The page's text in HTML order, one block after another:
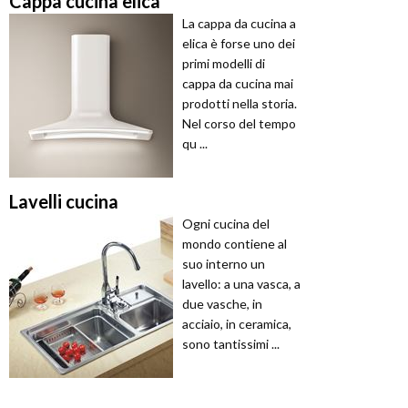
La cappa da cucina a
elica è forse uno dei
primi modelli di
cappa da cucina mai
prodotti nella storia.
Nel corso del tempo
qu ...
Lavelli cucina
Ogni cucina del
mondo contiene al
suo interno un
lavello: a una vasca, a
due vasche, in
acciaio, in ceramica,
sono tantissimi ...